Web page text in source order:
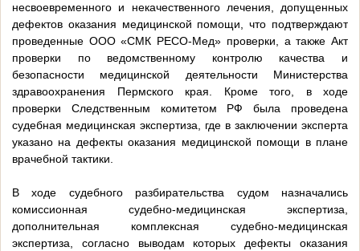
несвоевременного и некачественного лечения, допущенных
дефектов оказания медицинской помощи, что подтверждают
проведенные ООО «СМК РЕСО-Мед» проверки, а также Акт
проверки по ведомственному контролю качества и
безопасности медицинской деятельности Министерства
здравоохранения Пермского края. Кроме того, в ходе
проверки Следственным комитетом РФ была проведена
судебная медицинская экспертиза, где в заключении эксперта
указано на дефекты оказания медицинской помощи в плане
врачебной тактики.
В ходе судебного разбирательства судом назначались
комиссионная судебно-медицинская экспертиза,
дополнительная комплексная судебно-медицинская
экспертиза, согласно выводам которых дефекты оказания